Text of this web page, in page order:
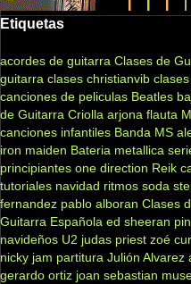
Etiquetas
acordes de guitarra Clases de
guitarra clases christianvib
canciones de peliculas Beatles
de Guitarra Criolla arjona flauta
canciones infantiles Banda MS
iron maiden Bateria metallica
principiantes one direction Reik
tutoriales navidad ritmos soda
fernandez pablo alboran Clases
Guitarra Española ed sheeran
navideños U2 judas priest zoé
nicky jam partitura Julión Alvarez
gerardo ortiz joan sebastian